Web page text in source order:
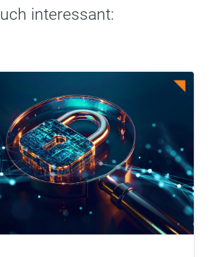
interessant: